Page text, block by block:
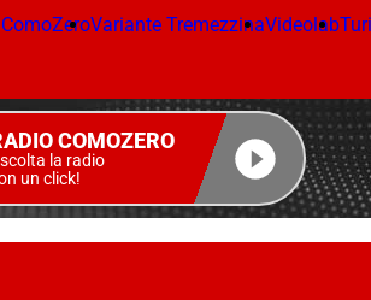
Variante TremezzinaVideolab
COMOZERO
la radio
un click!